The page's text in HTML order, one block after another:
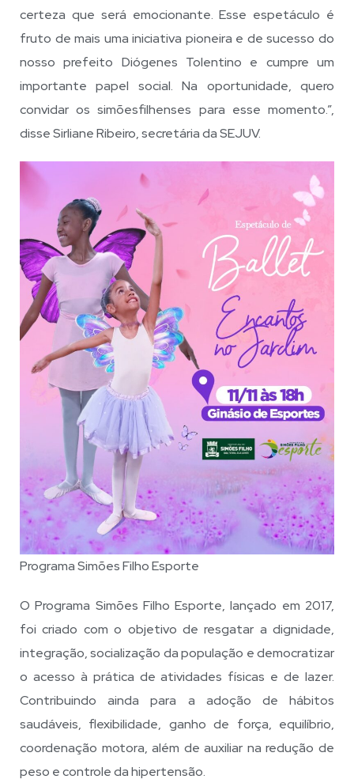
certeza que será emocionante. Esse espetáculo é
fruto de mais uma iniciativa pioneira e de sucesso do
nosso prefeito Diógenes Tolentino e cumpre um
importante papel social. Na oportunidade, quero
convidar os simõesfilhenses para esse momento.”,
disse Sirliane Ribeiro, secretária da SEJUV.
Programa Simões Filho Esporte
O Programa Simões Filho Esporte, lançado em 2017,
foi criado com o objetivo de resgatar a dignidade,
integração, socialização da população e democratizar
o acesso à prática de atividades físicas e de lazer.
Contribuindo ainda para a adoção de hábitos
saudáveis, flexibilidade, ganho de força, equilíbrio,
coordenação motora, além de auxiliar na redução de
peso e controle da hipertensão.